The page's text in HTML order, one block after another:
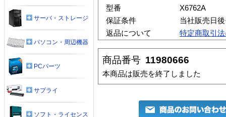
型番
X6762A
保証条件
当社販売日
返品について
特定商取引
商品番号 11980666
本商品は販売を終了しました
サーバ・ストレージ
パソコン・周辺機器
PCパーツ
サプライ
ソフト・ライセンス